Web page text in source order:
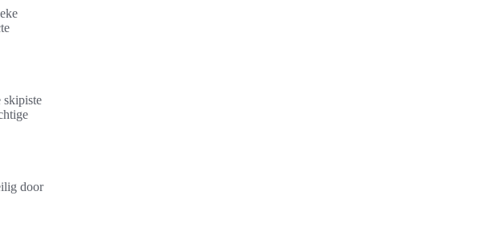
skipiste
door